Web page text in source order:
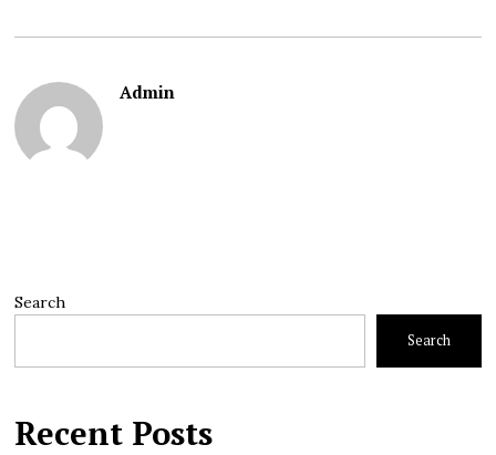
Admin
Search
Search
Recent Posts